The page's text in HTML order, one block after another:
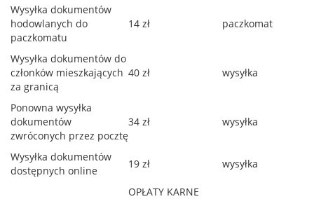
Wysyłka dokumentów
hodowlanych do
paczkomatu
14 zł paczkomat
Wysyłka dokumentów do
członków mieszkających
za granicą
40 zł wysyłka
Ponowna wysyłka
dokumentów
zwróconych przez pocztę
34 zł wysyłka
Wysyłka dokumentów
dostępnych online
19 zł wysyłka
OPŁATY KARNE